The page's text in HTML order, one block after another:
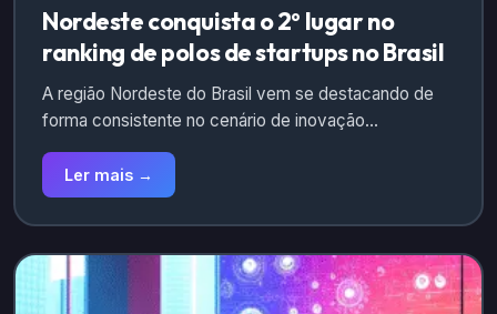
Nordeste conquista o 2º lugar no
ranking de polos de startups no Brasil
A região Nordeste do Brasil vem se destacando de
forma consistente no cenário de inovação…
Ler mais →